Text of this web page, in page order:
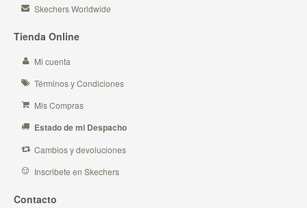
Skechers Worldwide
Tienda Online
Mi cuenta
Términos y Condiciones
Mis Compras
Estado de mi Despacho
Cambios y devoluciones
Inscribete en Skechers
Contacto